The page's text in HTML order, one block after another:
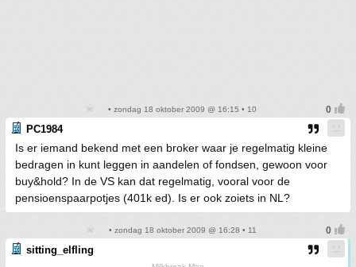
• zondag 18 oktober 2009 @ 16:15 • 10
PC1984
Is er iemand bekend met een broker waar je regelmatig kleine
bedragen in kunt leggen in aandelen of fondsen, gewoon voor
buy&hold? In de VS kan dat regelmatig, vooral voor de
pensioenspaarpotjes (401k ed). Is er ook zoiets in NL?
• zondag 18 oktober 2009 @ 16:28 • 11
sitting_elfling